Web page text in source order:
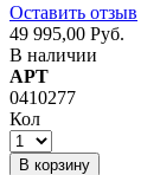
Оставить отзыв
49 995,00 Руб.
В наличии
АРТ
0410277
Кол
В корзину